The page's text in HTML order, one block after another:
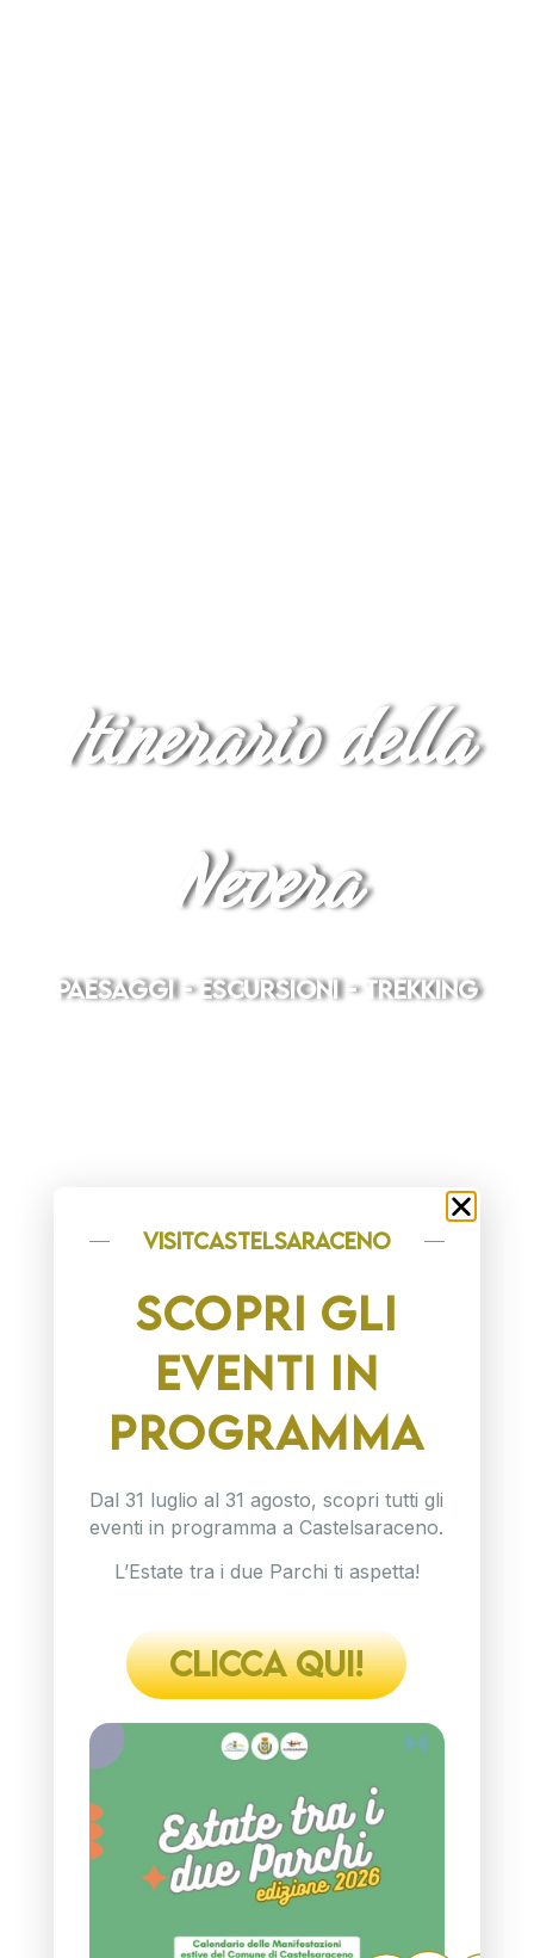
Itinerario della
Nevera
paesaggi - escursioni - trekking
visitCASTELSARACENO
SCOPRI GLI
EVENTI IN
PROGRAMMA
Dal 31 luglio al 31 agosto, scopri tutti gli
eventi in programma a Castelsaraceno.
L’Estate tra i due Parchi ti aspetta!
CLICCA QUI!